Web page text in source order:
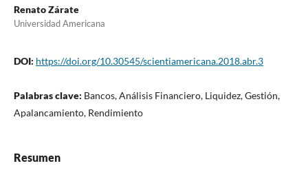
Renato Zárate
Universidad Americana
DOI: https://doi.org/10.30545/scientiamericana.2018.abr.3
Palabras clave: Bancos, Análisis Financiero, Liquidez, Gestión,
Apalancamiento, Rendimiento
Resumen